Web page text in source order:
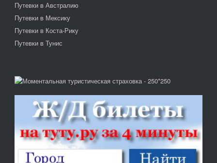
Путевки в Австралию
Путевки в Мексику
Путевки в Коста-Рику
Путевки в Тунис